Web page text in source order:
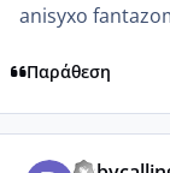
anisyxo
Παράθεση